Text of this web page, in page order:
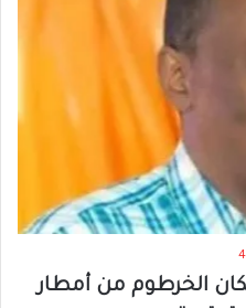
الخرطوم من أمطار